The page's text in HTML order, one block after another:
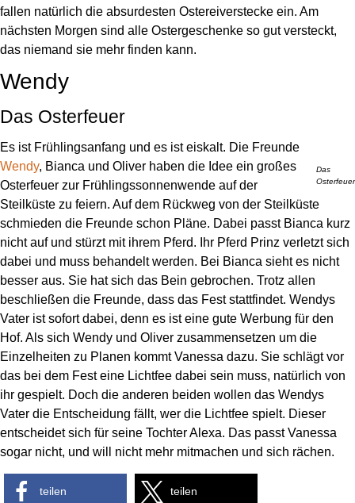
fallen natürlich die absurdesten Ostereiverstecke ein. Am
nächsten Morgen sind alle Ostergeschenke so gut versteckt,
das niemand sie mehr finden kann.
Wendy
Das Osterfeuer
Das
Osterfeuer
Es ist Frühlingsanfang und es ist eiskalt. Die Freunde
Wendy, Bianca und Oliver haben die Idee ein großes
Osterfeuer zur Frühlingssonnenwende auf der
Steilküste zu feiern. Auf dem Rückweg von der Steilküste
schmieden die Freunde schon Pläne. Dabei passt Bianca kurz
nicht auf und stürzt mit ihrem Pferd. Ihr Pferd Prinz verletzt sich
dabei und muss behandelt werden. Bei Bianca sieht es nicht
besser aus. Sie hat sich das Bein gebrochen. Trotz allen
beschließen die Freunde, dass das Fest stattfindet. Wendys
Vater ist sofort dabei, denn es ist eine gute Werbung für den
Hof. Als sich Wendy und Oliver zusammensetzen um die
Einzelheiten zu Planen kommt Vanessa dazu. Sie schlägt vor
das bei dem Fest eine Lichtfee dabei sein muss, natürlich von
ihr gespielt. Doch die anderen beiden wollen das Wendys
Vater die Entscheidung fällt, wer die Lichtfee spielt. Dieser
entscheidet sich für seine Tochter Alexa. Das passt Vanessa
sogar nicht, und will nicht mehr mitmachen und sich rächen.
teilen teilen